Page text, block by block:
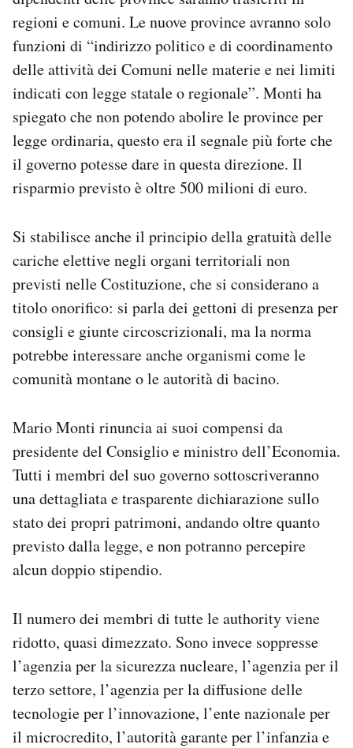
regioni e comuni. Le nuove province avranno solo
funzioni di “indirizzo politico e di coordinamento
delle attività dei Comuni nelle materie e nei limiti
indicati con legge statale o regionale”. Monti ha
spiegato che non potendo abolire le province per
legge ordinaria, questo era il segnale più forte che
il governo potesse dare in questa direzione. Il
risparmio previsto è oltre 500 milioni di euro.
Si stabilisce anche il principio della gratuità delle
cariche elettive negli organi territoriali non
previsti nelle Costituzione, che si considerano a
titolo onorifico: si parla dei gettoni di presenza per
consigli e giunte circoscrizionali, ma la norma
potrebbe interessare anche organismi come le
comunità montane o le autorità di bacino.
Mario Monti rinuncia ai suoi compensi da
presidente del Consiglio e ministro dell’Economia.
Tutti i membri del suo governo sottoscriveranno
una dettagliata e trasparente dichiarazione sullo
stato dei propri patrimoni, andando oltre quanto
previsto dalla legge, e non potranno percepire
alcun doppio stipendio.
Il numero dei membri di tutte le authority viene
ridotto, quasi dimezzato. Sono invece soppresse
l’agenzia per la sicurezza nucleare, l’agenzia per il
terzo settore, l’agenzia per la diffusione delle
tecnologie per l’innovazione, l’ente nazionale per
il microcredito, l’autorità garante per l’infanzia e